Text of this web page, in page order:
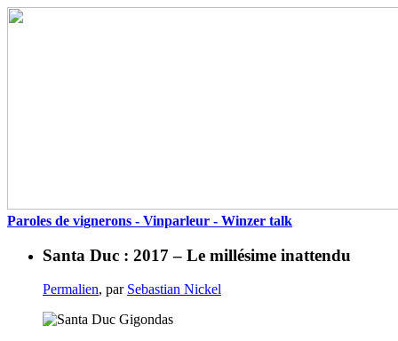
Paroles de vignerons - Vinparleur - Winzer talk
Santa Duc : 2017 – Le millésime inattendu
Permalien, par Sebastian Nickel